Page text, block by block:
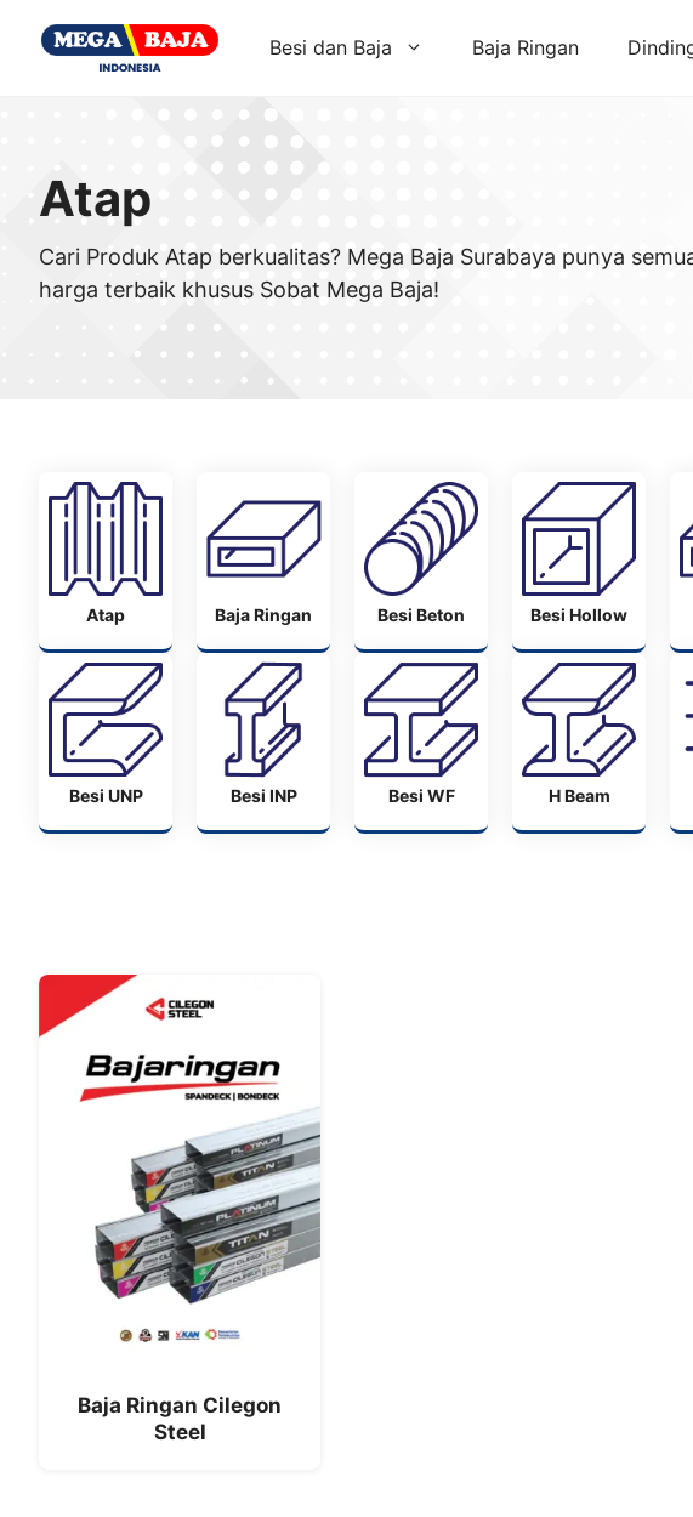
Besi dan Baja Baja Ringan
Atap
Cari Produk Atap berkualitas? Mega Baja Surabaya punya
harga terbaik khusus Sobat Mega Baja!
Atap Baja Ringan Besi Beton Besi Hollow
Besi UNP Besi INP Besi WF H Beam
Baja Ringan Cilegon
Steel